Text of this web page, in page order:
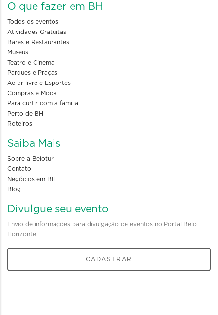
O que fazer em BH
Todos os eventos
Atividades Gratuitas
Bares e Restaurantes
Museus
Teatro e Cinema
Parques e Praças
Ao ar livre e Esportes
Compras e Moda
Para curtir com a familia
Perto de BH
Roteiros
Saiba Mais
Sobre a Belotur
Contato
Negócios em BH
Blog
Divulgue seu evento
Envio de informações para divulgação de eventos no Portal Belo
Horizonte
CADASTRAR